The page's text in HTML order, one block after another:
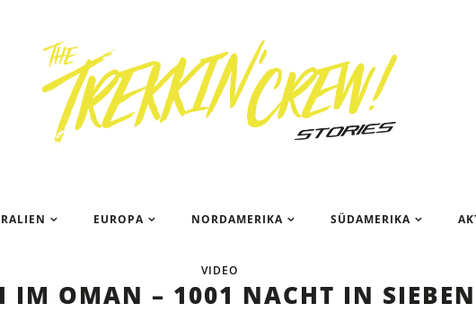
EUROPA NORDAMERIKA SÜDAMERIKA
VIDEO
IM OMAN – 1001 NACHT IN